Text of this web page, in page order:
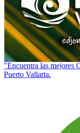
"Encuentra las mejores
Puerto Vallarta.